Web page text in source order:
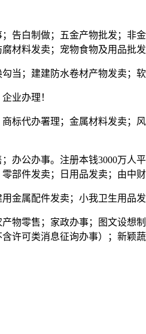
白制做；五金产物批发；非
材料发卖；宠物食物及用品批
；建建防水卷材产物发卖；软
业办理！
代办署理；金属材料发卖；
公办事。注册本钱3000万人
件发卖；日用品发卖；由中
属配件发卖；小我卫生用品发
零售；家政办事；图文设想
许可类消息征询办事）；新颖